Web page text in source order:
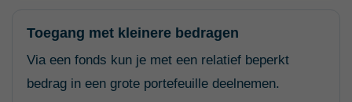
Toegang met kleinere bedragen
Via een fonds kun je met een relatief beperkt
bedrag in een grote portefeuille deelnemen.